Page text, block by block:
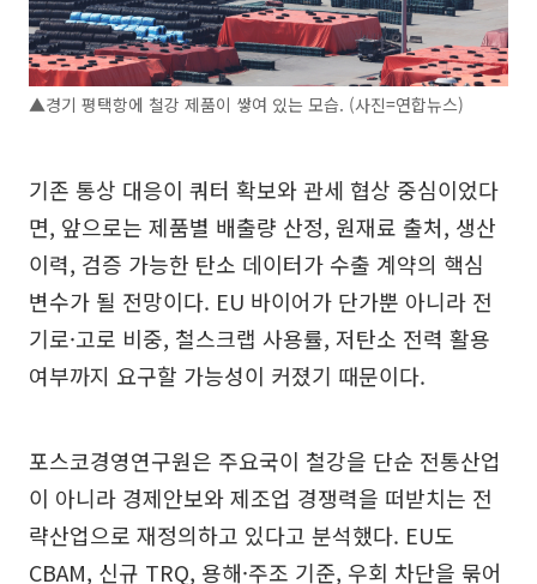
▲경기 평택항에 철강 제품이 쌓여 있는 모습. (사진=연합뉴스)
기존 통상 대응이 쿼터 확보와 관세 협상 중심이었다
면, 앞으로는 제품별 배출량 산정, 원재료 출처, 생산
이력, 검증 가능한 탄소 데이터가 수출 계약의 핵심
변수가 될 전망이다. EU 바이어가 단가뿐 아니라 전
기로·고로 비중, 철스크랩 사용률, 저탄소 전력 활용
여부까지 요구할 가능성이 커졌기 때문이다.
포스코경영연구원은 주요국이 철강을 단순 전통산업
이 아니라 경제안보와 제조업 경쟁력을 떠받치는 전
략산업으로 재정의하고 있다고 분석했다. EU도
CBAM, 신규 TRQ, 용해·주조 기준, 우회 차단을 묶어